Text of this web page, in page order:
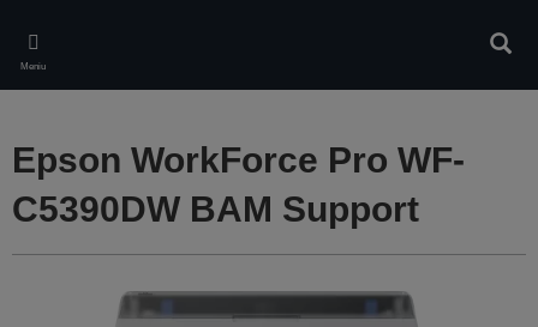
main
content
Meniu
Epson WorkForce Pro WF-
C5390DW BAM Support